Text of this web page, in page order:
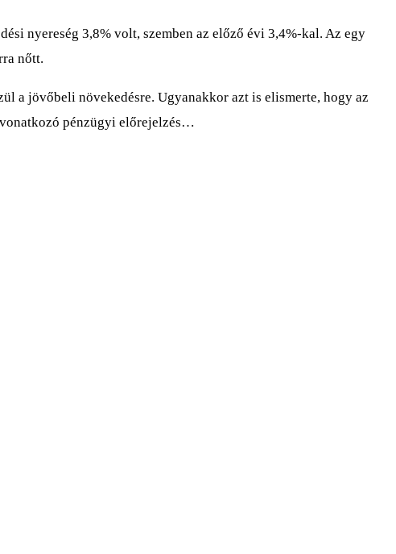
nyereség 3,8% volt, szemben az előző évi 3,4%-kal. Az egy
nőtt.
a jövőbeli növekedésre. Ugyanakkor azt is elismerte, hogy az
pénzügyi előrejelzés…